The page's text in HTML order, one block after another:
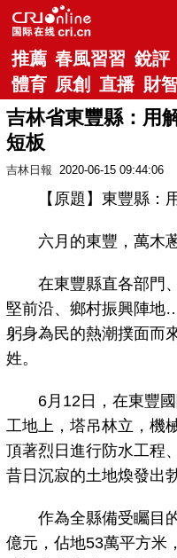
推薦 春風習習 銳評
體育 原創 直播 財
吉林省東豐縣：用
短板
吉林日報 2020-06-15 09:44:06
【原題】東豐縣：用
六月的東豐，萬木蔥
在東豐縣直各部門、
堅前沿、鄉村振興陣地
躬身為民的熱潮撲面而
姓。
6月12日，在東豐國
工地上，塔吊林立，機
頂著烈日進行防水工程
昔日沉寂的土地煥發出
作為全縣備受矚目的
億元，佔地53萬平方米